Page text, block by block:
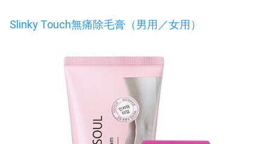
Slinky Touch無痛除毛膏（男用／女用）